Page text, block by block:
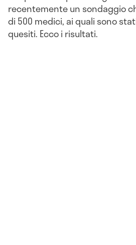
recentemente un sondaggio
di 500 medici, ai quali sono
quesiti. Ecco i risultati.